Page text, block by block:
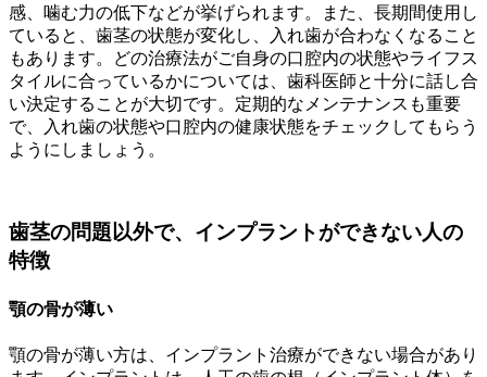
感、噛む力の低下などが挙げられます。また、長期間使用し
ていると、歯茎の状態が変化し、入れ歯が合わなくなること
もあります。どの治療法がご自身の口腔内の状態やライフス
タイルに合っているかについては、歯科医師と十分に話し合
い決定することが大切です。定期的なメンテナンスも重要
で、入れ歯の状態や口腔内の健康状態をチェックしてもらう
ようにしましょう。
歯茎の問題以外で、インプラントができない人の
特徴
顎の骨が薄い
顎の骨が薄い方は、インプラント治療ができない場合があり